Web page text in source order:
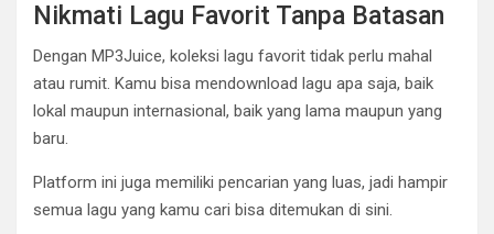
Nikmati Lagu Favorit Tanpa Batasan
Dengan MP3Juice, koleksi lagu favorit tidak perlu mahal
atau rumit. Kamu bisa mendownload lagu apa saja, baik
lokal maupun internasional, baik yang lama maupun yang
baru.
Platform ini juga memiliki pencarian yang luas, jadi hampir
semua lagu yang kamu cari bisa ditemukan di sini.